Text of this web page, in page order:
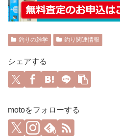
釣りの雑学 釣り関連情報
シェアする
motoをフォローする
0